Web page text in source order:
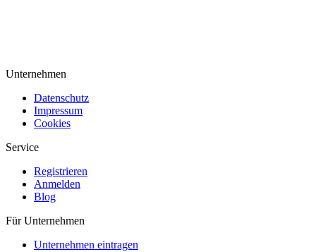
Unternehmen
Datenschutz
Impressum
Cookies
Service
Registrieren
Anmelden
Blog
Für Unternehmen
Unternehmen eintragen